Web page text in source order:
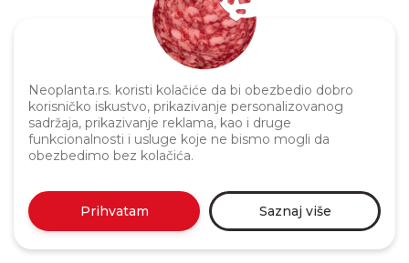
Neoplanta.rs. koristi kolačiće da bi obezbedio dobro
korisničko iskustvo, prikazivanje personalizovanog
sadržaja, prikazivanje reklama, kao i druge
funkcionalnosti i usluge koje ne bismo mogli da
obezbedimo bez kolačića.
Prihvatam Saznaj više
Politika privatnosti